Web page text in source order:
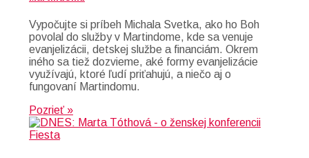
Vypočujte si príbeh Michala Svetka, ako ho Boh
povolal do služby v Martindome, kde sa venuje
evanjelizácii, detskej službe a financiám. Okrem
iného sa tiež dozvieme, aké formy evanjelizácie
využívajú, ktoré ľudí priťahujú, a niečo aj o
fungovaní Martindomu.
Pozrieť »